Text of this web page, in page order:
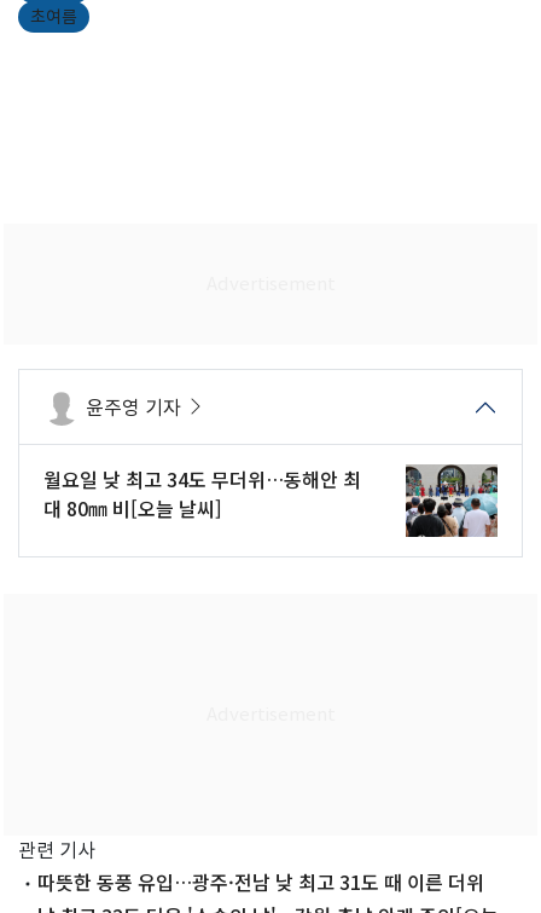
초여름
윤주영 기자
월요일 낮 최고 34도 무더위…동해안 최
대 80㎜ 비[오늘 날씨]
관련 기사
따뜻한 동풍 유입…광주·전남 낮 최고 31도 때 이른 더위